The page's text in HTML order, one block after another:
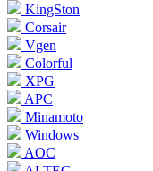
KingSton
Corsair
Vgen
Colorful
XPG
APC
Minamoto
Windows
AOC